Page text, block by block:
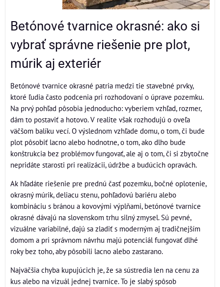
Betónové tvarnice okrasné: ako si
vybrať správne riešenie pre plot,
múrik aj exteriér
Betónové tvarnice okrasné patria medzi tie stavebné prvky,
ktoré ľudia často podcenia pri rozhodovaní o úprave pozemku.
Na prvý pohľad pôsobia jednoducho: vyberiem vzhľad, rozmer,
dám to postaviť a hotovo. V realite však rozhodujú o oveľa
väčšom balíku vecí. O výslednom vzhľade domu, o tom, či bude
plot pôsobiť lacno alebo hodnotne, o tom, ako dlho bude
konštrukcia bez problémov fungovať, ale aj o tom, či si zbytočne
nepridáte starosti pri realizácii, údržbe a budúcich opravách.
Ak hľadáte riešenie pre prednú časť pozemku, bočné oplotenie,
okrasný múrik, deliacu stenu, pohľadovú bariéru alebo
kombináciu s bránou a kovovými výplňami, betónové tvarnice
okrasné dávajú na slovenskom trhu silný zmysel. Sú pevné,
vizuálne variabilné, dajú sa zladiť s moderným aj tradičnejším
domom a pri správnom návrhu majú potenciál fungovať dlhé
roky bez toho, aby pôsobili lacno alebo zastarano.
Najväčšia chyba kupujúcich je, že sa sústredia len na cenu za
kus alebo na vizuál jednej tvarnice. To je slabý spôsob